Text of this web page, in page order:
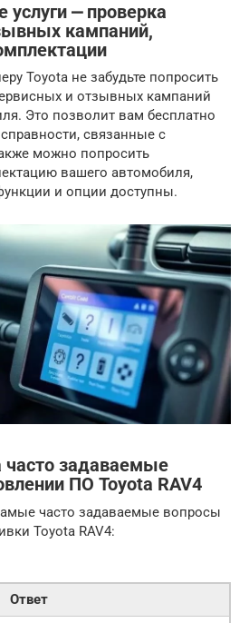
⎼ проверка
кампаний,
Toyota не забудьте попросить
и отзывных кампаний
Это позволит вам бесплатно
связанные с
можно попросить
вашего автомобиля,
и опции доступны.
часто задаваемые
ПО Toyota RAV4
часто задаваемые вопросы
Toyota RAV4:
Ответ